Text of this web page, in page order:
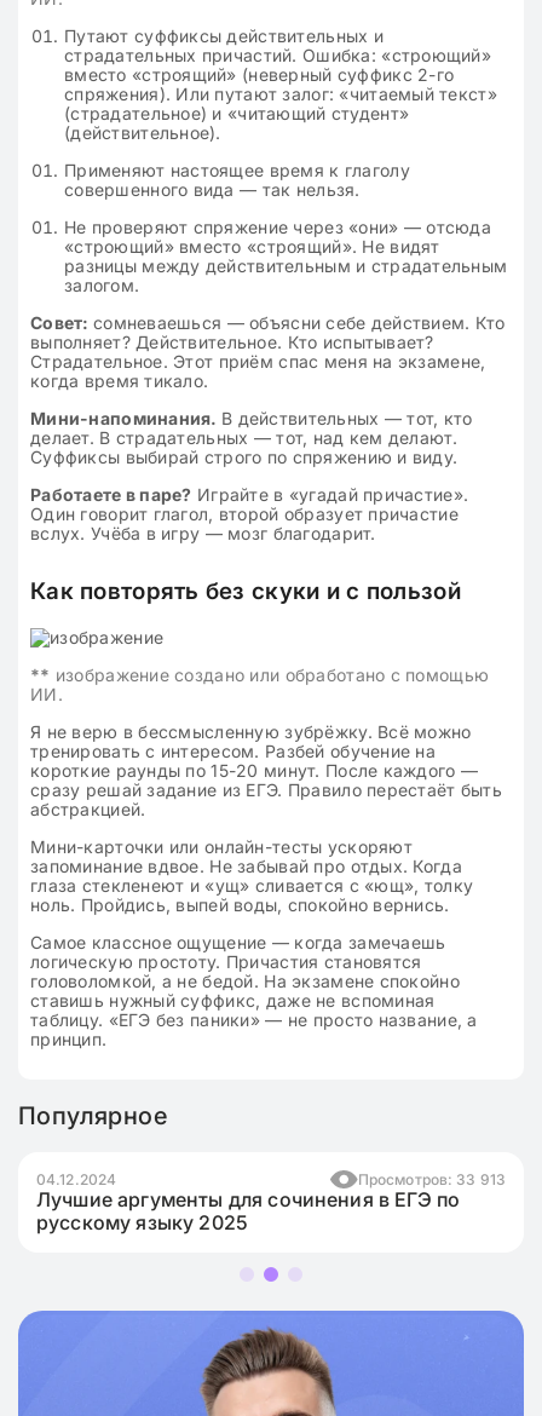
Путают суффиксы действительных и
страдательных причастий. Ошибка: «строющий»
вместо «строящий» (неверный суффикс 2-го
спряжения). Или путают залог: «читаемый текст»
(страдательное) и «читающий студент»
(действительное).
Применяют настоящее время к глаголу
совершенного вида — так нельзя.
Не проверяют спряжение через «они» — отсюда
«строющий» вместо «строящий». Не видят
разницы между действительным и страдательным
залогом.
Совет: сомневаешься — объясни себе действием. Кто
выполняет? Действительное. Кто испытывает?
Страдательное. Этот приём спас меня на экзамене,
когда время тикало.
Мини-напоминания. В действительных — тот, кто
делает. В страдательных — тот, над кем делают.
Суффиксы выбирай строго по спряжению и виду.
Работаете в паре? Играйте в «угадай причастие».
Один говорит глагол, второй образует причастие
вслух. Учёба в игру — мозг благодарит.
Как повторять без скуки и с пользой
** изображение создано или обработано с помощью
ИИ.
Я не верю в бессмысленную зубрёжку. Всё можно
тренировать с интересом. Разбей обучение на
короткие раунды по 15-20 минут. После каждого —
сразу решай задание из ЕГЭ. Правило перестаёт быть
абстракцией.
Мини-карточки или онлайн-тесты ускоряют
запоминание вдвое. Не забывай про отдых. Когда
глаза стекленеют и «ущ» сливается с «ющ», толку
ноль. Пройдись, выпей воды, спокойно вернись.
Самое классное ощущение — когда замечаешь
логическую простоту. Причастия становятся
головоломкой, а не бедой. На экзамене спокойно
ставишь нужный суффикс, даже не вспоминая
таблицу. «ЕГЭ без паники» — не просто название, а
принцип.
Популярное
33 913
ЕГЭ по
Как написать эссе для ЕГЭ по
языку на максимум?